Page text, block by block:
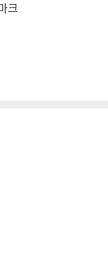
크